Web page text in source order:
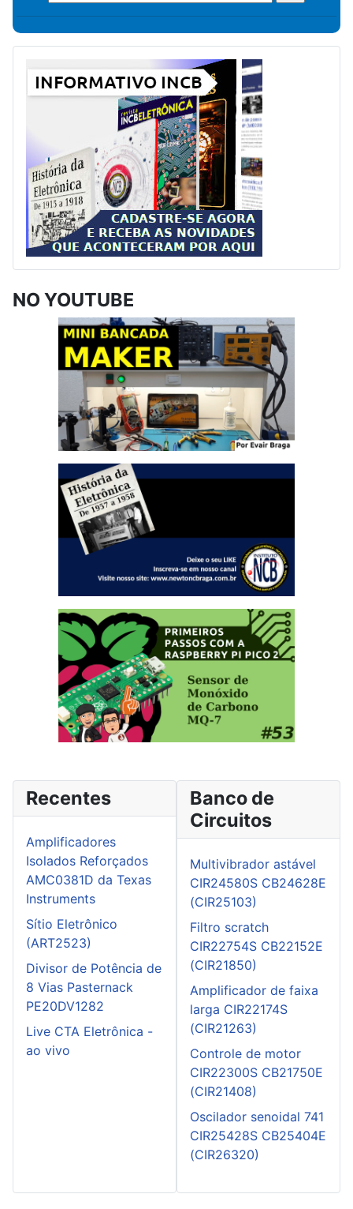
NO YOUTUBE
Recentes
Amplificadores
Isolados Reforçados
AMC0381D da Texas
Instruments
Sítio Eletrônico
(ART2523)
Divisor de Potência de
8 Vias Pasternack
PE20DV1282
Live CTA Eletrônica -
ao vivo
Banco de
Circuitos
Multivibrador astável
CIR24580S CB24628E
(CIR25103)
Filtro scratch
CIR22754S CB22152E
(CIR21850)
Amplificador de faixa
larga CIR22174S
(CIR21263)
Controle de motor
CIR22300S CB21750E
(CIR21408)
Oscilador senoidal 741
CIR25428S CB25404E
(CIR26320)